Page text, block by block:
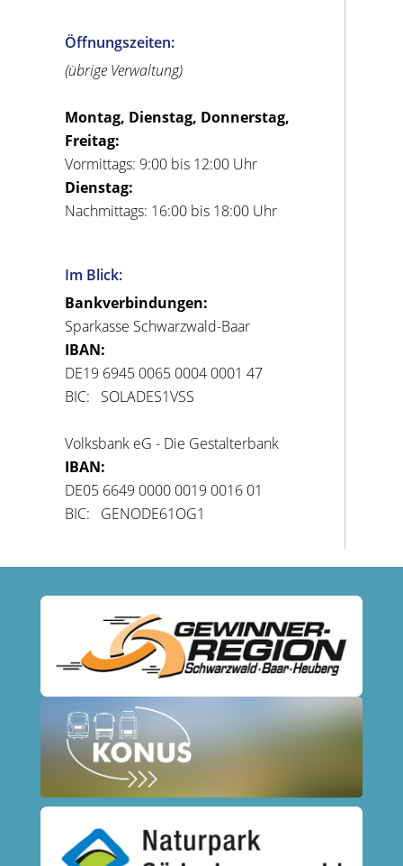
Öffnungszeiten:
(übrige Verwaltung)
Montag, Dienstag, Donnerstag,
Freitag:
Vormittags: 9:00 bis 12:00 Uhr
Dienstag:
Nachmittags: 16:00 bis 18:00 Uhr
Im Blick:
Bankverbindungen:
Sparkasse Schwarzwald-Baar
IBAN:
DE19 6945 0065 0004 0001 47
BIC: SOLADES1VSS
Volksbank eG - Die Gestalterbank
IBAN:
DE05 6649 0000 0019 0016 01
BIC: GENODE61OG1